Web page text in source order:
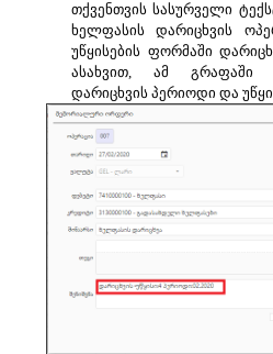
თქვენთვის სასურველი
ხელფასის დარიცხვის
უწყისების ფორმაში
ასახვით, ამ გრაფაში
დარიცხვის პერიოდი და